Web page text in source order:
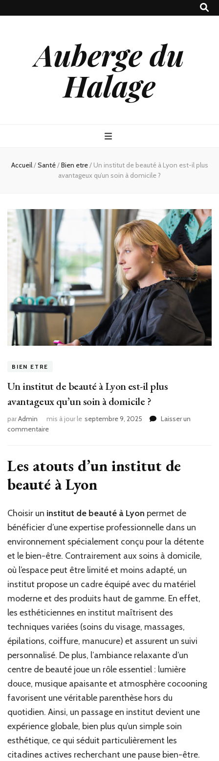
Auberge du
Halage
Accueil/Santé/Bien etre/ Un institut de beauté à Lyon est-il plus
avantageux qu’un soin à domicile ?
BIEN ETRE
Un institut de beauté à Lyon est-il plus
avantageux qu’un soin à domicile ?
parAdmin mis à jour le septembre 9, 2025
Laisser un
commentairesur
beauté
à
Lyon
il
avantageux
qu’un
soin
domicile
?
Les atouts d’uninstitut de
beauté à Lyon
Choisir un institut de beauté à Lyon permet de
bénéficier d’une expertise professionnelle dans un
environnement spécialement conçu pour la détente
et le bien-être. Contrairement aux soins à domicile,
où l’espace peut être limité et moins adapté, un
institut propose un cadre équipé avec du matériel
moderne et des produits haut de gamme. En effet,
les esthéticiennes en institut maîtrisent des
techniques variées (soins du visage, massages,
épilations, coiffure, manucure) et assurent un suivi
personnalisé. De plus, l’ambiance relaxante d’un
centre de beauté joue un rôle essentiel : lumière
douce, musique apaisante et atmosphère cocooning
favorisent une véritable parenthèse hors du
quotidien. Ainsi, un passage en institut devient une
expérience globale, bien plus qu’un simple soin
esthétique, ce qui séduit particulièrement les
citadines actives recherchant une pause bien-être.